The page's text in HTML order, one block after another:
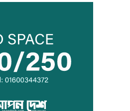
আদিবাসী দিবসে রাঙামাটিতে বর্ণাঢ্য
শোভাযাত্রা
জেট ফুয়েলের দাম বাড়ল